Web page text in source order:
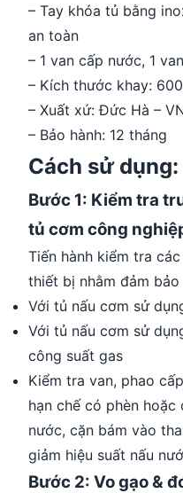
– Tay khóa tủ bằng
an toàn
– 1 van cấp nước, 1
– Kích thước khay:
– Xuất xứ: Đức Hà –
– Bảo hành: 12 tháng
Cách sử dụng:
Bước 1: Kiểm tra
tủ cơm công
Tiến hành kiểm tra
thiết bị nhằm đảm
Với tủ nấu cơm sử
Với tủ nấu cơm sử
công suất gas
Kiểm tra van, phao
hạn chế có phèn
nước, cặn bám vào
giảm hiệu suất nấu
Bước 2: Vo gạo &